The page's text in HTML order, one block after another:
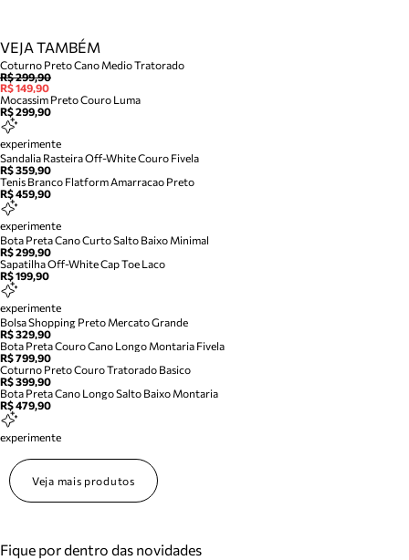
VEJA TAMBÉM
Coturno Preto Cano Medio Tratorado
R$ 299,90
R$ 149,90
Mocassim Preto Couro Luma
R$ 299,90
experimente
Sandalia Rasteira Off-White Couro Fivela
R$ 359,90
Tenis Branco Flatform Amarracao Preto
R$ 459,90
experimente
Bota Preta Cano Curto Salto Baixo Minimal
R$ 299,90
Sapatilha Off-White Cap Toe Laco
R$ 199,90
experimente
Bolsa Shopping Preto Mercato Grande
R$ 329,90
Bota Preta Couro Cano Longo Montaria Fivela
R$ 799,90
Coturno Preto Couro Tratorado Basico
R$ 399,90
Bota Preta Cano Longo Salto Baixo Montaria
R$ 479,90
experimente
Veja mais produtos
Fique por dentro das novidades